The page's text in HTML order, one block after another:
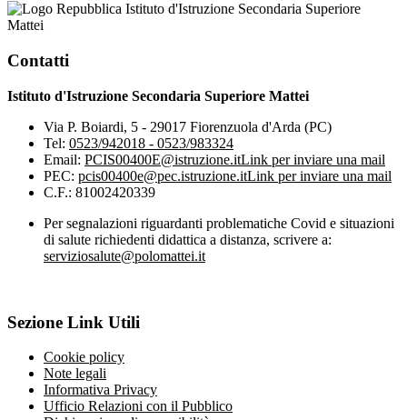
Istituto d'Istruzione Secondaria Superiore
Mattei
Contatti
Istituto d'Istruzione Secondaria Superiore Mattei
Via P. Boiardi, 5 - 29017 Fiorenzuola d'Arda (PC)
Tel: 0523/942018 - 0523/983324
Email: PCIS00400E@istruzione.itLink per inviare una mail
PEC: pcis00400e@pec.istruzione.itLink per inviare una mail
C.F.: 81002420339
Per segnalazioni riguardanti problematiche Covid e situazioni
di salute richiedenti didattica a distanza, scrivere a:
serviziosalute@polomattei.it
Sezione Link Utili
Cookie policy
Note legali
Informativa Privacy
Ufficio Relazioni con il Pubblico